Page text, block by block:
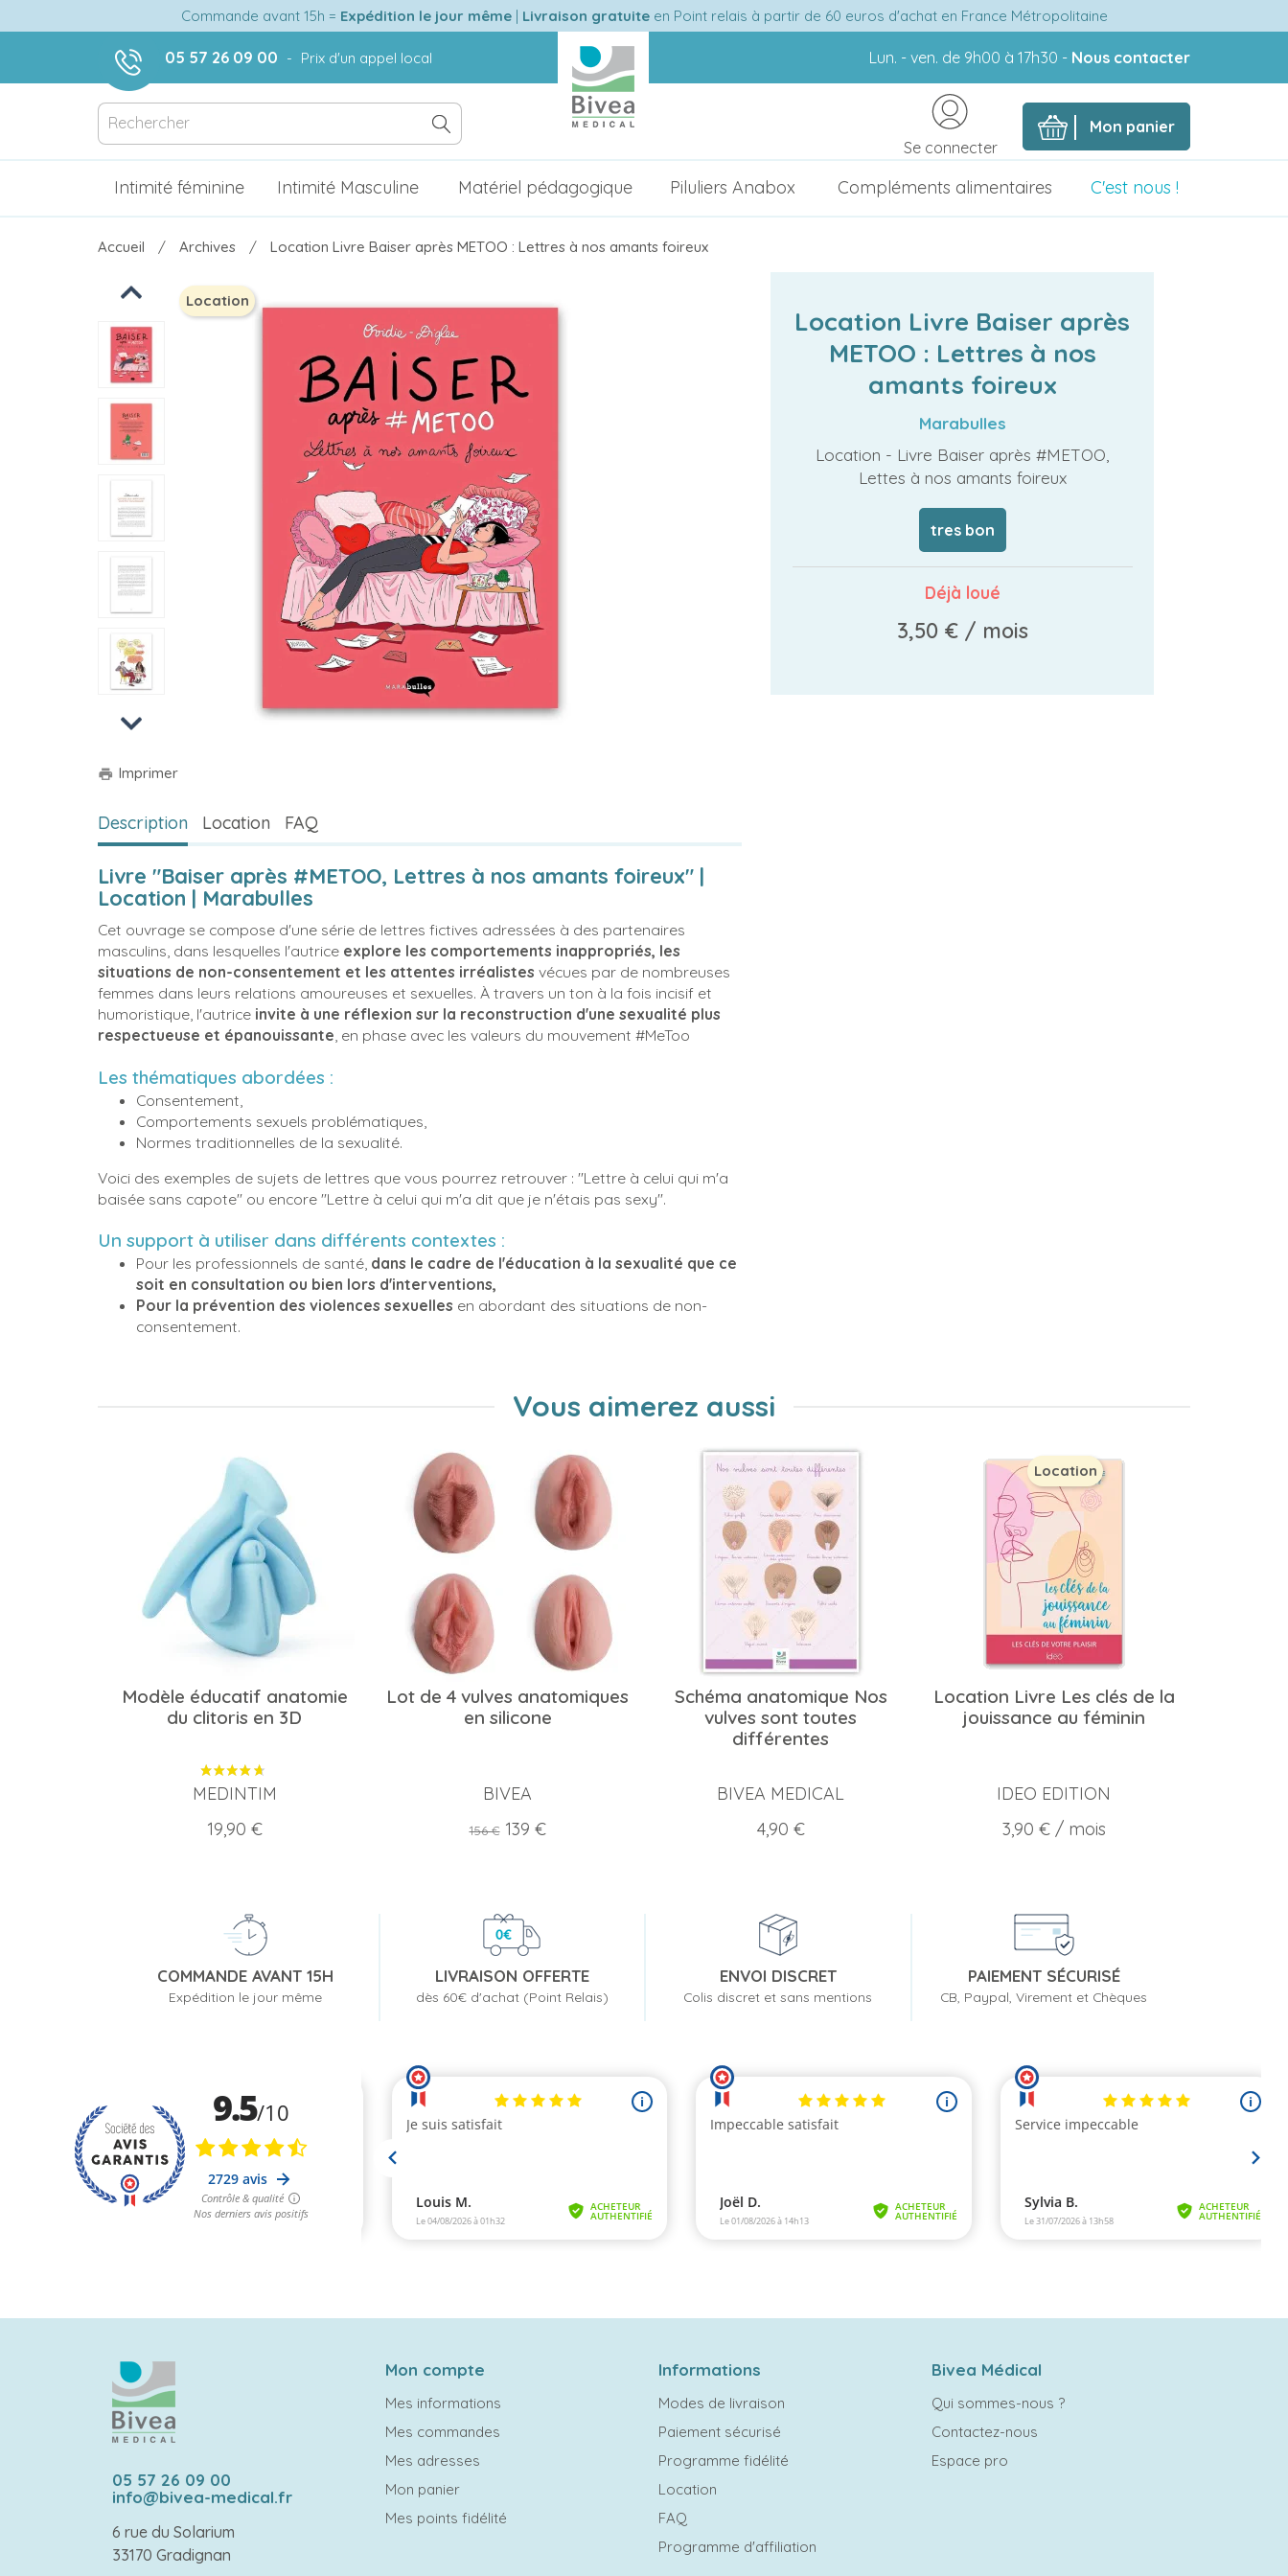
Commande avant 15h = Expédition le jour même| Livraison gratuiteen Point relais à partir de 60 euros d'achat en France Métropolitaine
05 57 26 09 00 - Prix d'un appel local Lun. - ven. de 9h00 à 17h30 - Nous contacter
Mon panier
Se connecter
Intimité féminine Intimité Masculine Matériel pédagogique Piluliers Anabox Compléments alimentaires C'est nous !
Accueil Archives Location Livre Baiser après METOO : Lettres à nos amants foireux
Location
Previous
Next
print Imprimer
Location Livre Baiser après
METOO : Lettres à nos
amants foireux
Marabulles
Location - Livre Baiser après #METOO,
Lettes à nos amants foireux
tres bon
Déjà loué
3,50 €/ mois
Description Location FAQ
Livre "Baiser après #METOO, Lettres à nos amants foireux" |
Location | Marabulles
Cet ouvrage se compose d'une série de lettres fictives adressées à des partenaires
masculins, dans lesquelles l'autrice explore les comportements inappropriés, les
situations de non-consentement et les attentes irréalistes vécues par de nombreuses
femmes dans leurs relations amoureuses et sexuelles. À travers un ton à la fois incisif et
humoristique, l'autrice invite à une réflexion sur la reconstruction d'une sexualité plus
respectueuse et épanouissante, en phase avec les valeurs du mouvement #MeToo
Les thématiques abordées :
Consentement,
Comportements sexuels problématiques,
Normes traditionnelles de la sexualité.
Voici des exemples de sujets de lettres que vous pourrez retrouver : "Lettre à celui qui m'a
baisée sans capote" ou encore "Lettre à celui qui m'a dit que je n'étais pas sexy".
Un support à utiliser dans différents contextes :
Pour les professionnels de santé, dans le cadre de l'éducation à la sexualité que ce
soit en consultation ou bien lors d'interventions,
Pour la prévention des violences sexuelles en abordant des situations de non-
consentement.
Vous aimerez aussi
Modèle éducatif anatomie
du clitoris en 3D
MEDINTIM
Prix
19,90 €
Lot de 4 vulves anatomiques
en silicone
BIVEA
Prix
156 € Prix
139 €
Schéma anatomique Nos
vulves sont toutes
différentes
BIVEA MEDICAL
Prix
4,90 €
Location Livre Les clés de la
jouissance au féminin
IDEO EDITION
Prix
3,90 €/ mois
Location
COMMANDE AVANT 15H
Expédition le jour même
LIVRAISON OFFERTE
dès 60€ d'achat (Point Relais)
ENVOI DISCRET
Colis discret et sans mentions
PAIEMENT SÉCURISÉ
CB, Paypal, Virement et Chèques
05 57 26 09 00
info@bivea-medical.fr
6 rue du Solarium
33170 Gradignan
Mon compte
Mes informations
Mes commandes
Mes adresses
Mon panier
Mes points fidélité
Informations
Modes de livraison
Paiement sécurisé
Programme fidélité
Location
FAQ
Programme d'affiliation
Bivea Médical
Qui sommes-nous ?
Contactez-nous
Espace pro